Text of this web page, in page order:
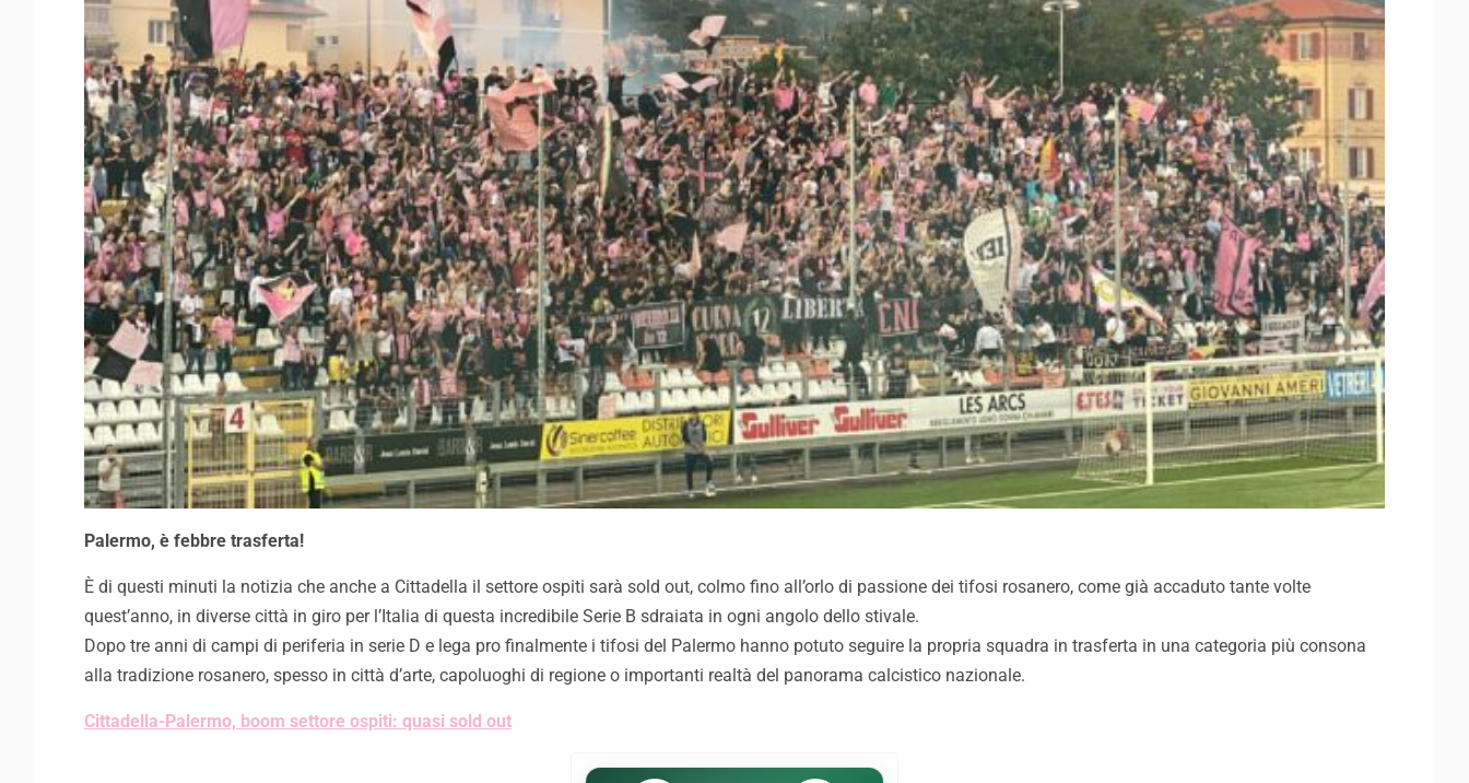
Palermo, è febbre trasferta!
È di questi minuti la notizia che anche a Cittadella il settore ospiti sarà sold out, colmo fino all’orlo di passione dei tifosi rosanero, come già accaduto tante volte
quest’anno, in diverse città in giro per l’Italia di questa incredibile Serie B sdraiata in ogni angolo dello stivale.
Dopo tre anni di campi di periferia in serie D e lega pro finalmente i tifosi del Palermo hanno potuto seguire la propria squadra in trasferta in una categoria più consona
alla tradizione rosanero, spesso in città d’arte, capoluoghi di regione o importanti realtà del panorama calcistico nazionale.
Cittadella-Palermo, boom settore ospiti: quasi sold out